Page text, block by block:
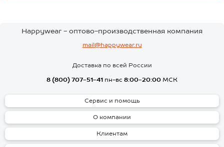
Happywear - оптово-производственная компания
mail@happywear.ru
Доставка по всей России
8 (800) 707-51-41 пн-вс 8:00-20:00 МСК
Сервис и помощь
О компании
Клиентам